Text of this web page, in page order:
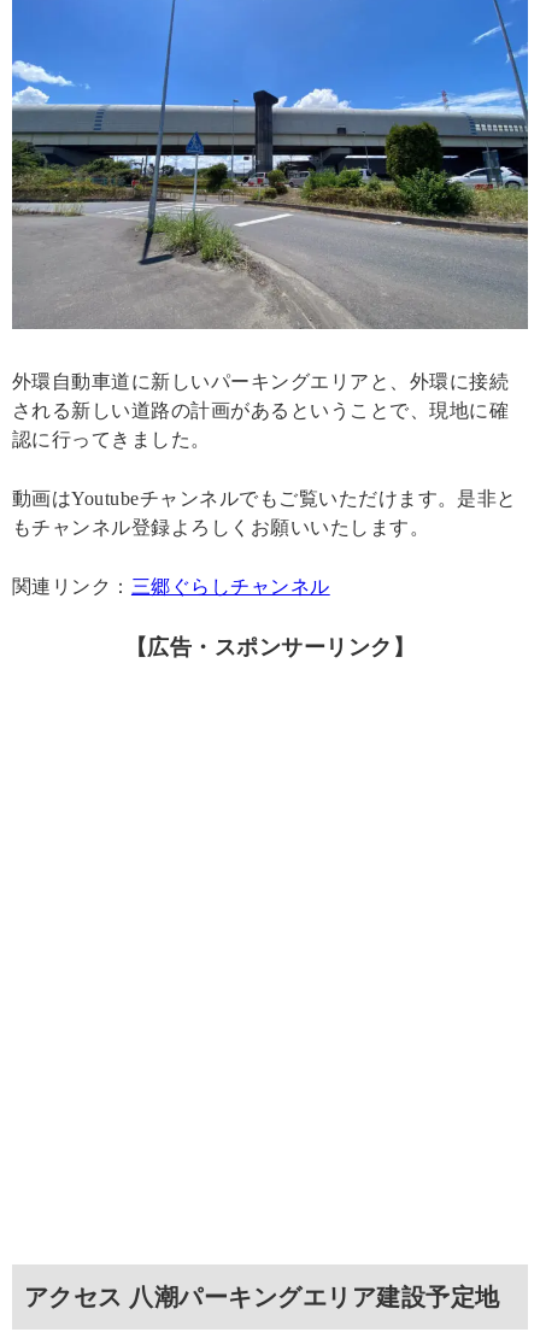
外環自動車道に新しいパーキングエリアと、外環に接続
される新しい道路の計画があるということで、現地に確
認に行ってきました。
動画はYoutubeチャンネルでもご覧いただけます。是非と
もチャンネル登録よろしくお願いいたします。
関連リンク： 三郷ぐらしチャンネル
【広告・スポンサーリンク】
アクセス 八潮パーキングエリア建設予定地